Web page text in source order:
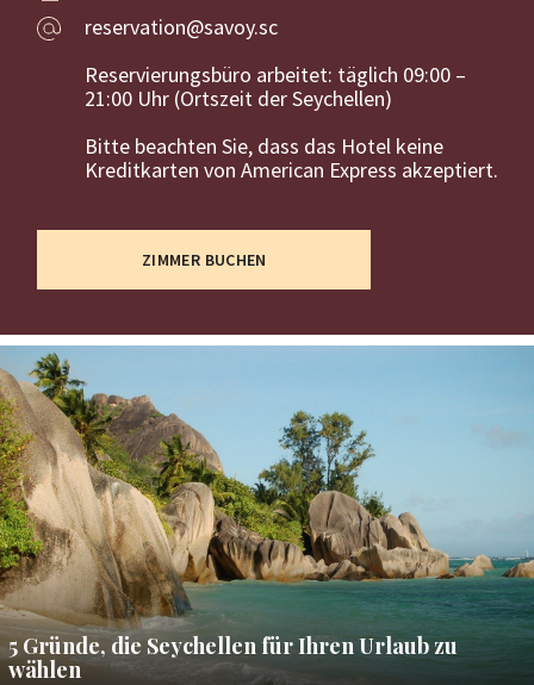
reservation@savoy.sc
Reservierungsbüro arbeitet: täglich 09:00 –
21:00 Uhr (Ortszeit der Seychellen)
Bitte beachten Sie, dass das Hotel keine
Kreditkarten von American Express akzeptiert.
ZIMMER BUCHEN
5 Gründe, die Seychellen für Ihren Urlaub zu
wählen